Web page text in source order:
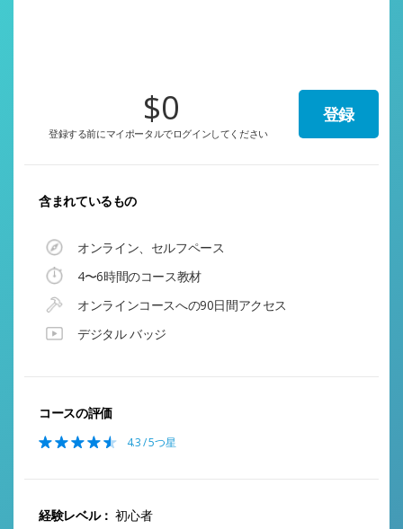
$0
登録する前にマイポータルでログインしてください
登録
含まれているもの
オンライン、セルフペース
4〜6時間のコース教材
オンラインコースへの90日間アクセス
デジタル バッジ
コースの評価
4.3 / 5つ星
経験レベル： 初心者